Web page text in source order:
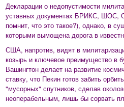
Декларации о недопустимости
уставных документах БРИКС, ШОС,
помнит, что это такое?), однако, в
которыми вымощена дорога в
США, напротив, видят в
козырь и ключевое преимущество в
Вашингтон делает на развитие
ставку, что Пекин готов забить
"мусорных" спутников, сделав
неоперабельным, лишь бы сорвать